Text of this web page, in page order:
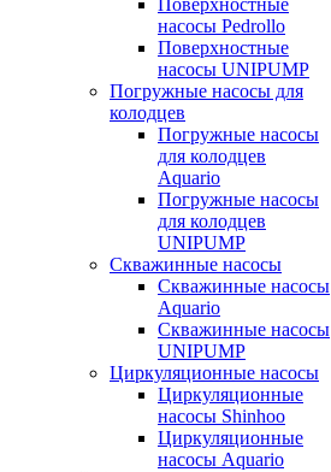
Поверхностные
насосы Pedrollo
Поверхностные
насосы UNIPUMP
Погружные насосы для
колодцев
Погружные насосы
для колодцев
Aquario
Погружные насосы
для колодцев
UNIPUMP
Скважинные насосы
Скважинные насосы
Aquario
Скважинные насосы
UNIPUMP
Циркуляционные насосы
Циркуляционные
насосы Shinhoo
Циркуляционные
насосы Aquario